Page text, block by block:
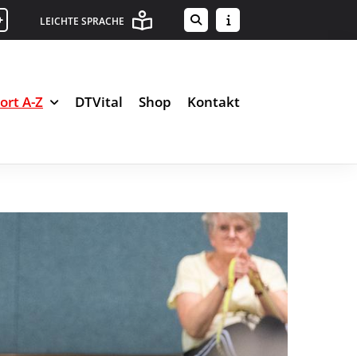
LEICHTE SPRACHE
A-Z DTVital Shop Kontakt